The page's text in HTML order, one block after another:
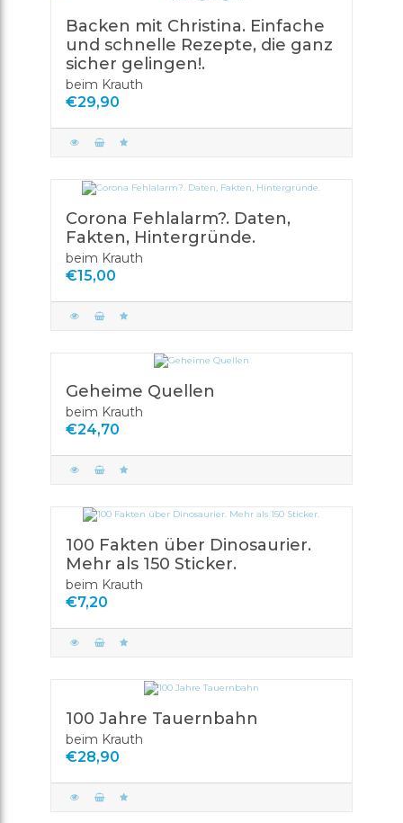
Backen mit Christina. Einfache
und schnelle Rezepte, die ganz
sicher gelingen!.
beim Krauth
€29,90
Corona Fehlalarm?. Daten,
Fakten, Hintergründe.
beim Krauth
€15,00
Geheime Quellen
beim Krauth
€24,70
100 Fakten über Dinosaurier.
Mehr als 150 Sticker.
beim Krauth
€7,20
100 Jahre Tauernbahn
beim Krauth
€28,90